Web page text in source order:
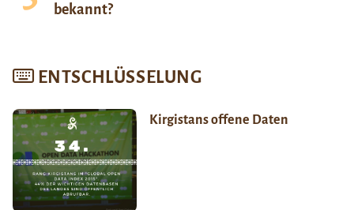
bekannt?
ENTSCHLÜSSELUNG
Kirgistans offene Daten